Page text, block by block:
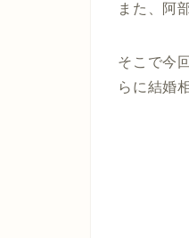
また、阿
そこで今
らに結婚